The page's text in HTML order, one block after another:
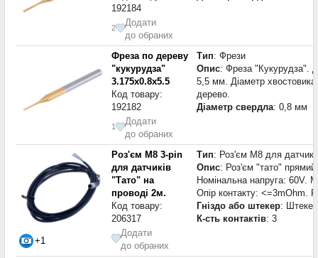
192184
2
Додати
до обраних
Фреза по дереву
"кукурудза"
3.175x0.8x5.5
Код товару:
192182
1
Додати
до обраних
Тип: Фрези
Опис: Фреза "Кукурудза".
5,5 мм. Діаметр
дерево.
Діаметр свердла: 0,8 мм
+1
Роз'єм M8 3-pin
для датчиків
"Тато" на
проводі 2м.
Код товару:
206317
Додати
до обраних
Тип: Роз'єм M8 для
Опис: Роз'єм "тато"
Номінальна напруга: 60V.
Опір контакту: <=3mOhm.
Гніздо або штекер: Штекер
К-сть контактів: 3